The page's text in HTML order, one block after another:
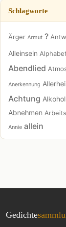
Schlagworte
Ärger Armut ?
Alleinsein Alphabet
Abendlied
Anerkennung
Achtung Alkohol
Abnehmen
Annie allein
Gedichte